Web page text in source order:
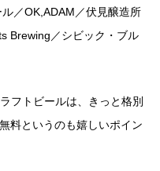
／OK,ADAM／伏見醸造所
Brewing／シビック・ブル
フトビールは、きっと格別
料というのも嬉しいポイン